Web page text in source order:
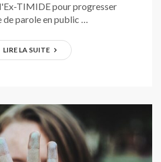
TIMIDE pour progresser
de parole en public …
LIRE LA SUITE